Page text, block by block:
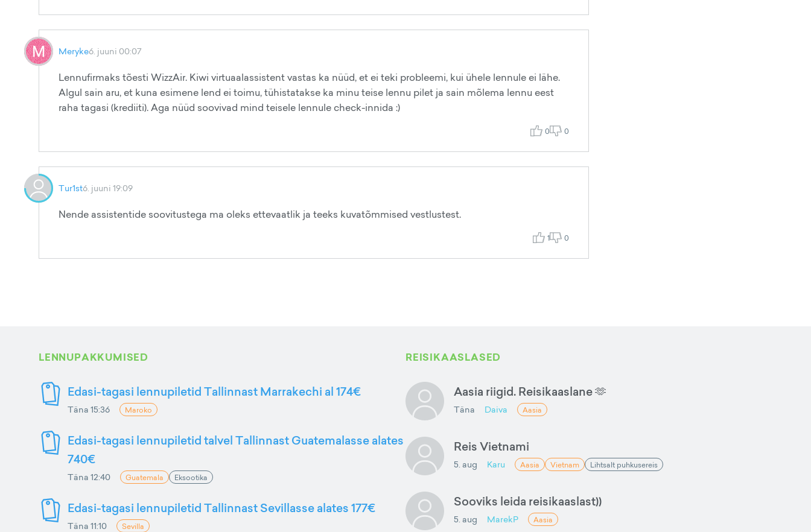
Meryke6. juuni 00:07
Lennufirmaks tõesti WizzAir. Kiwi virtuaalassistent vastas ka nüüd, et ei teki probleemi, kui ühele lennule ei lähe.
Algul sain aru, et kuna esimene lend ei toimu, tühistatakse ka minu teise lennu pilet ja sain mõlema lennu eest
raha tagasi (krediiti). Aga nüüd soovivad mind teisele lennule check-innida :)
0 0
Tur1st6. juuni 19:09
Nende assistentide soovitustega ma oleks ettevaatlik ja teeks kuvatõmmised vestlustest.
1 0
LENNUPAKKUMISED
Edasi-tagasi lennupiletid Tallinnast Marrakechi al 174€
Täna 15:36 Maroko
Edasi-tagasi lennupiletid talvel Tallinnast Guatemalasse alates
740€
Täna 12:40 Guatemala Eksootika
Edasi-tagasi lennupiletid Tallinnast Sevillasse alates 177€
Täna 11:10 Sevilla
REISIKAASLASED
Aasia riigid. Reisikaaslane 🫶
Täna Daiva Aasia
Reis Vietnami
5. aug Karu Aasia Vietnam Lihtsalt puhkusereis
Sooviks leida reisikaaslast))
5. aug MarekP Aasia